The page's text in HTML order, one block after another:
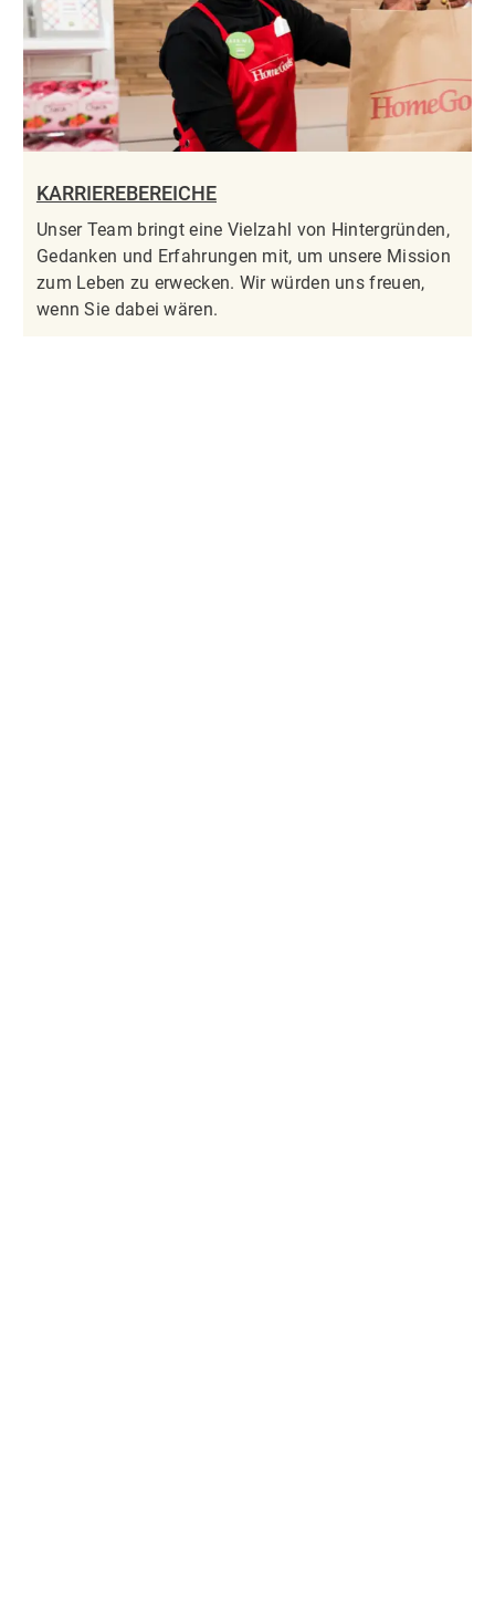
KARRIEREBEREICHE
Unser Team bringt eine Vielzahl von Hintergründen,
Gedanken und Erfahrungen mit, um unsere Mission
zum Leben zu erwecken. Wir würden uns freuen,
wenn Sie dabei wären.